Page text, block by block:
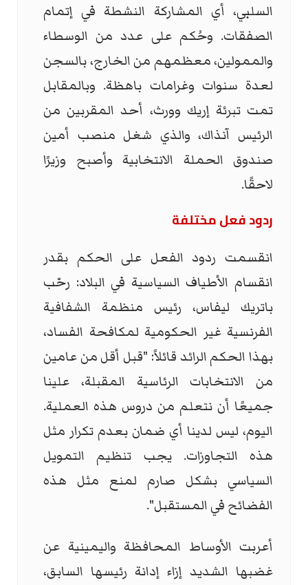
السلبي، أي المشاركة النشطة في إتمام
الصفقات. وحُكم على عدد من الوسطاء
والممولين، معظمهم من الخارج، بالسجن
لعدة سنوات وغرامات باهظة. وبالمقابل
تمت تبرئة إريك وورث، أحد المقربين من
الرئيس آنذاك، والذي شغل منصب أمين
صندوق الحملة الانتخابية وأصبح وزيرًا
لاحقًا.
ردود فعل مختلفة
انقسمت ردود الفعل على الحكم بقدر
انقسام الأطياف السياسية في البلاد: رحّب
باتريك ليفاس، رئيس منظمة الشفافية
الفرنسية غير الحكومية لمكافحة الفساد،
بهذا الحكم الرائد قائلاً: "قبل أقل من عامين
من الانتخابات الرئاسية المقبلة، علينا
جميعًا أن نتعلم من دروس هذه العملية.
اليوم، ليس لدينا أي ضمان بعدم تكرار مثل
هذه التجاوزات. يجب تنظيم التمويل
السياسي بشكل صارم لمنع مثل هذه
الفضائح في المستقبل".
أعربت الأوساط المحافظة واليمينية عن
غضبها الشديد إزاء إدانة رئيسها السابق،